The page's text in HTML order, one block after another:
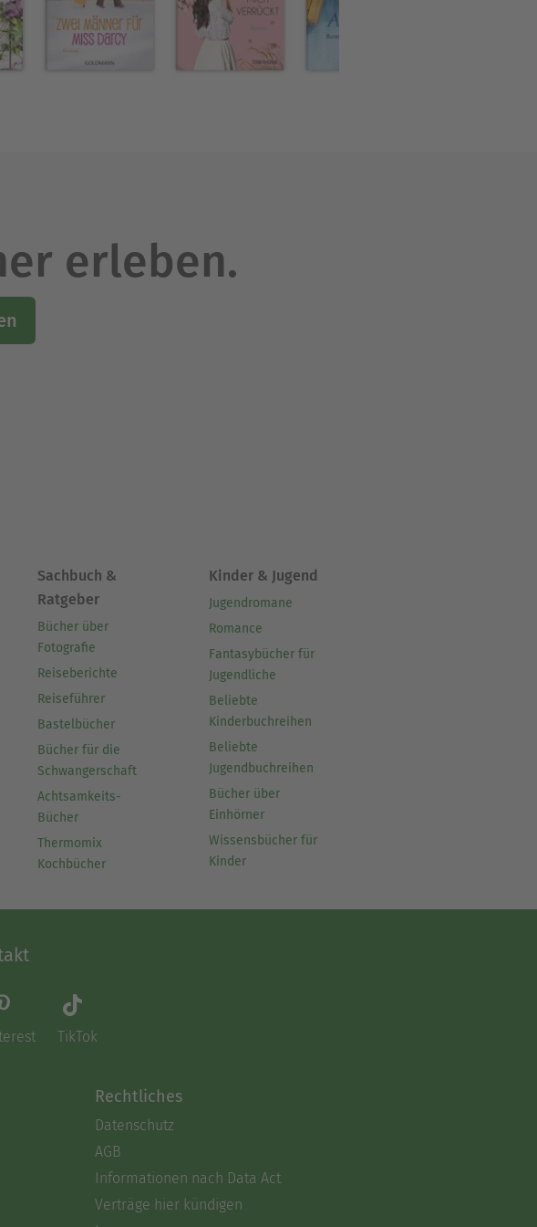
erleben.
Sachbuch &
Ratgeber
Bücher über
Fotografie
Reiseberichte
Reiseführer
Bastelbücher
Bücher für die
Schwangerschaft
Achtsamkeits-
Bücher
Thermomix
Kochbücher
Kinder & Jugend
Jugendromane
Romance
Fantasybücher für
Jugendliche
Beliebte
Kinderbuchreihen
Beliebte
Jugendbuchreihen
Bücher über
Einhörner
Wissensbücher für
Kinder
TikTok
Rechtliches
Datenschutz
AGB
Informationen nach Data Act
Verträge hier kündigen